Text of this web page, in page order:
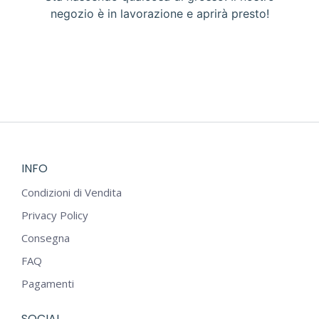
negozio è in lavorazione e aprirà presto!
INFO
Condizioni di Vendita
Privacy Policy
Consegna
FAQ
Pagamenti